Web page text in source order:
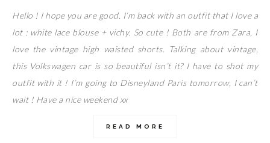
Hello ! I hope you are good. I’m back with an outfit that I love a
lot : white lace blouse + vichy. So cute ! Both are from Zara, I
love the vintage high waisted shorts. Talking about vintage,
this Volkswagen car is so beautiful isn’t it? I have to shot my
outfit with it ! I’m going to Disneyland Paris tomorrow, I can’t
wait ! Have a nice weekend xx
READ MORE